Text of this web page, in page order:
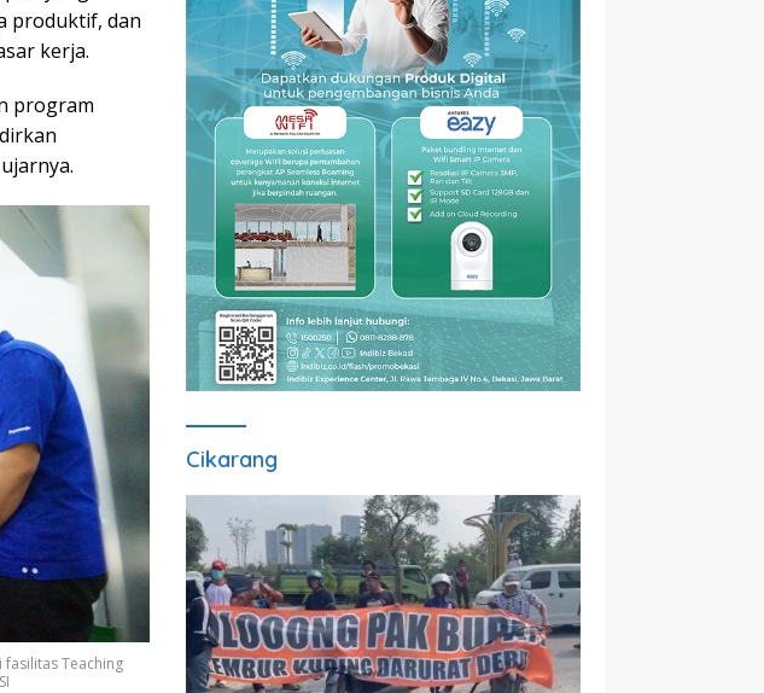
produktif, dan
kerja.
program
fasilitas Teaching
Cikarang